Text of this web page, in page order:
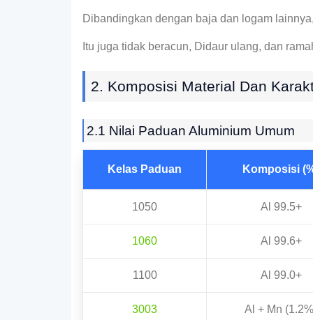
Dibandingkan dengan baja dan logam
Itu juga tidak beracun, Didaur ulang, dan
2. Komposisi Material Dan
2.1 Nilai Paduan Aluminium Umum
Kelas Paduan Komposisi
1050 Al 99.5+
1060 Al 99.6+
1100 Al 99.0+
3003 Al + Mn